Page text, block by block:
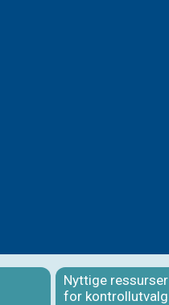
Nyttige ressurser
for kontrollutvalg